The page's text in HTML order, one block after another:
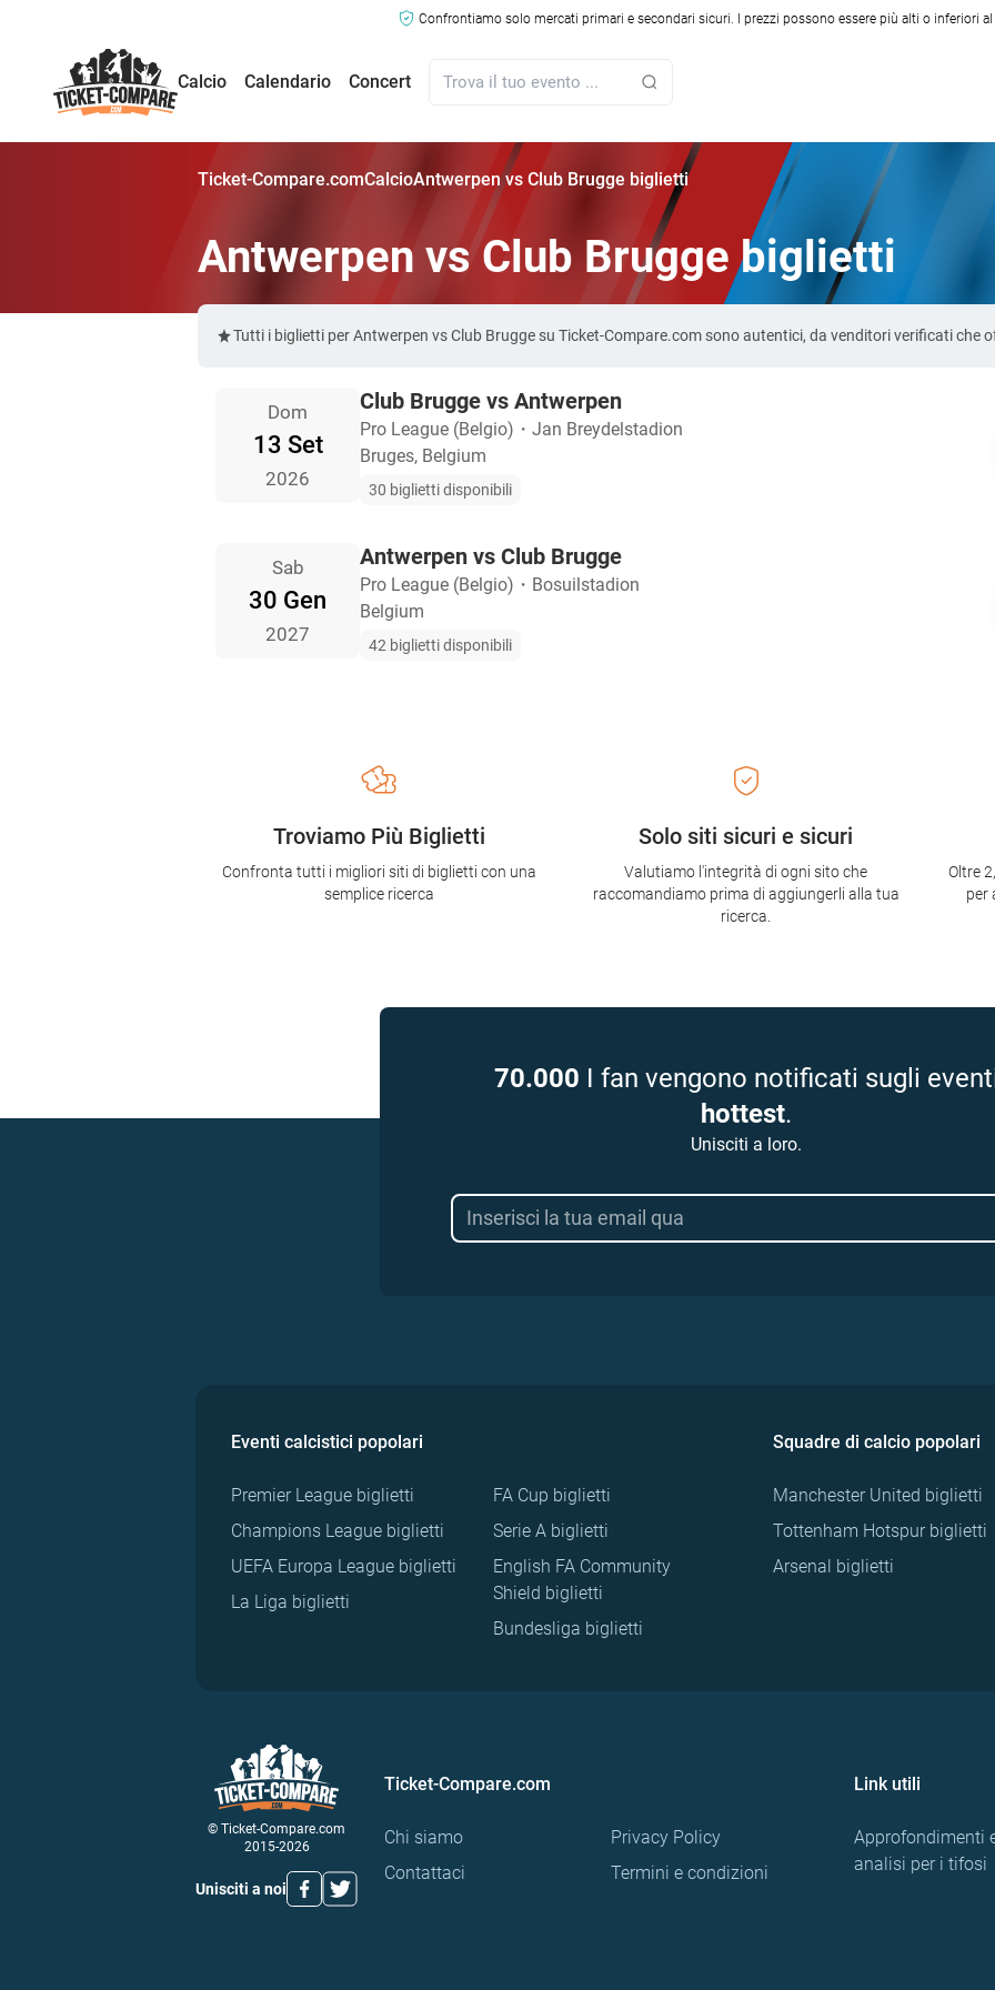
Confrontiamo solo mercati primari e secondari sicuri. I prezzi possono essere più alti o inferiori
Calcio Calendario Concert
Ticket-Compare.comCalcioAntwerpen vs Club Brugge biglietti
Antwerpen vs Club Brugge biglietti
Tutti i biglietti per Antwerpen vs Club Brugge su Ticket-Compare.com sono autentici, da venditori verificati che
Dom
13 Set
2026
Club Brugge vs Antwerpen
Pro League (Belgio) ・ Jan Breydelstadion
Bruges, Belgium
30 biglietti disponibili
Sab
30 Gen
2027
Antwerpen vs Club Brugge
Pro League (Belgio) ・ Bosuilstadion
Belgium
42 biglietti disponibili
Solo siti sicuri e sicuri
Valutiamo l'integrità di ogni sito che
raccomandiamo prima di aggiungerli alla tua
ricerca.
Troviamo Più Biglietti
Confronta tutti i migliori siti di biglietti con una
semplice ricerca
Oltre
per
70.000 I fan vengono notificati sugli
hottest.
Unisciti a loro.
Eventi calcistici popolari
Premier League biglietti
Champions League biglietti
UEFA Europa League biglietti
La Liga biglietti
FA Cup biglietti
Serie A biglietti
English FA Community
Shield biglietti
Bundesliga biglietti
Squadre di calcio popolari
Manchester United biglietti
Tottenham Hotspur biglietti
Arsenal biglietti
© Ticket-Compare.com
2015-2026
Unisciti a noi
Ticket-Compare.com
Chi siamo
Contattaci
Privacy Policy
Termini e condizioni
Link utili
Approfondimenti
analisi per i tifosi